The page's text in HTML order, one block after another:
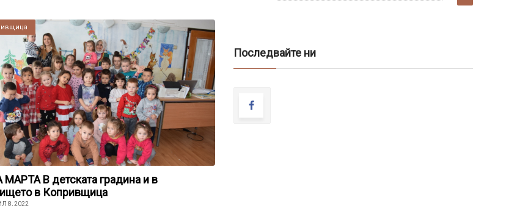
МАРТА В детската градина и в
в Копривщица
8, 2022
Последвайте ни